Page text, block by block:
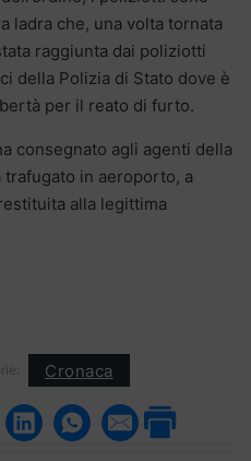
ladra che, una volta tornata
raggiunta dai poliziotti
della Polizia di Stato dove è
per il reato di furto.
consegnato agli agenti della
trafugato in aeroporto, a
alla legittima
Cronaca